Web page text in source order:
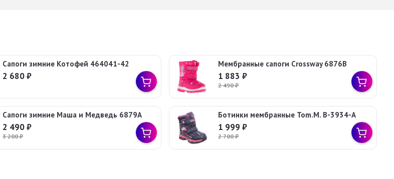
Сапоги зимние Котофей 464041-42
2 680₽
Мембранные сапоги Crossway 6876B
1 883 ₽
2 490₽
Сапоги зимние Маша и Медведь 6879A
2 490₽
3 200₽
Ботинки мембранные Tom.M. B-3934-A
1 999 ₽
2 700₽